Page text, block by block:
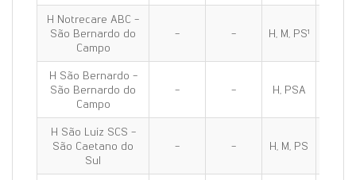
H Notrecare ABC -
São Bernardo do
Campo
- - H, M, PS¹
H São Bernardo -
São Bernardo do
Campo
- - H, PSA
H São Luíz SCS -
São Caetano do
Sul
- - H, M, PS